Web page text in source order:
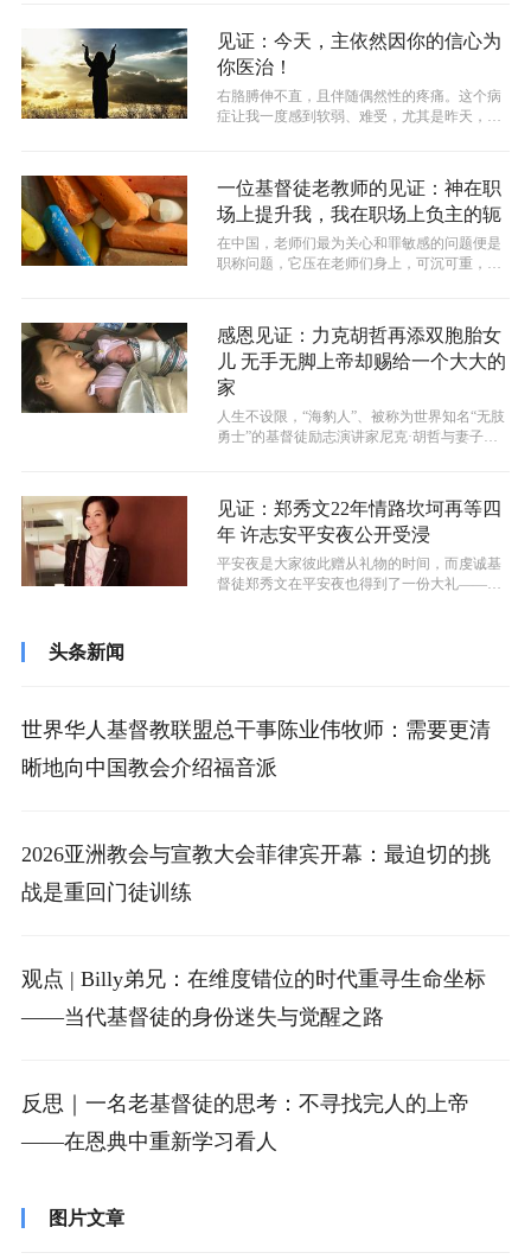
见证：今天，主依然因你的信心为
你医治！
​右胳膊伸不直，且伴随偶然性的疼痛。这个病
症让我一度感到软弱、难受，尤其是昨天，感
一位基督徒老教师的见证：神在职
场上提升我，我在职场上负主的轭
在中国，老师们最为关心和罪敏感的问题便是
职称问题，它压在老师们身上，可沉可重，以
感恩见证：力克胡哲再添双胞胎女
儿 无手无脚上帝却赐给一个大大的
家
​人生不设限，“海豹人”、被称为世界知名“无肢
勇士”的基督徒励志演讲家尼克·胡哲与妻子在
见证：郑秀文22年情路坎坷再等四
年 许志安平安夜公开受浸
​平安夜是大家彼此赠从礼物的时间，而虔诚基
督徒郑秀文在平安夜也得到了一份大礼——她
头条新闻
世界华人基督教联盟总干事陈业伟牧师：需要更清
晰地向中国教会介绍福音派
2026亚洲教会与宣教大会菲律宾开幕：最迫切的挑
战是重回门徒训练
观点 | Billy弟兄：在维度错位的时代重寻生命坐标
——当代基督徒的身份迷失与觉醒之路
反思｜一名老基督徒的思考：不寻找完人的上帝
——在恩典中重新学习看人
图片文章